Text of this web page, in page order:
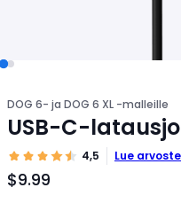
DOG 6- ja DOG 6 XL -malleille
USB-C-
4,5 Lue
$9.99
Tuotteen